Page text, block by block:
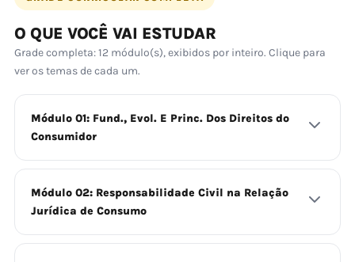
O QUE VOCÊ VAI ESTUDAR
Grade completa: 12 módulo(s), exibidos por inteiro. Clique para
ver os temas de cada um.
Módulo 01: Fund., Evol. E Princ. Dos Direitos do
Consumidor
Módulo 02: Responsabilidade Civil na Relação
Jurídica de Consumo